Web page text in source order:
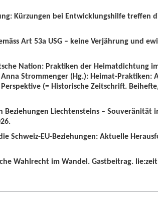
Kürzungen bei Entwicklungshilfe treffen
Art 53a USG – keine Verjährung und
Nation: Praktiken der Heimatdichtung
Strommenger (Hg.): Heimat-
(= Historische Zeitschrift.
Liechtensteins – Souveränität
Schweiz-EU-Beziehungen: Aktuelle
Wahlrecht im Wandel. Gastbeitrag. lie:zeit